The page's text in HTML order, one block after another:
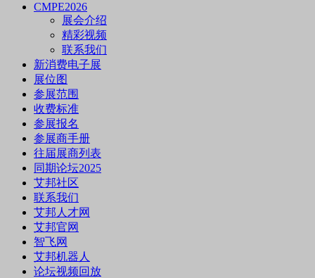
CMPE2026
展会介绍
精彩视频
联系我们
新消费电子展
展位图
参展范围
收费标准
参展报名
参展商手册
往届展商列表
同期论坛2025
艾邦社区
联系我们
艾邦人才网
艾邦官网
智飞网
艾邦机器人
论坛视频回放